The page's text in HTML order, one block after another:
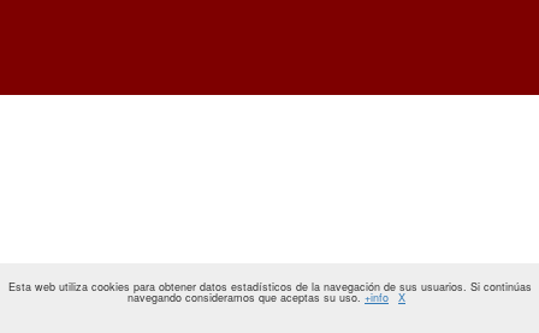
Esta web utiliza cookies para obtener datos estadísticos de la navegación de sus usuarios. Si continúas
navegando consideramos que aceptas su uso. +info X